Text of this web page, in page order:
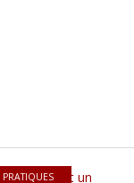
PRATIQUES